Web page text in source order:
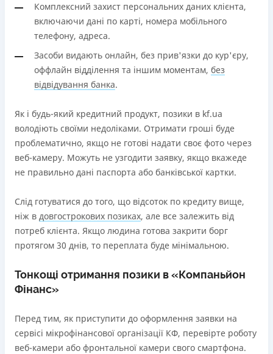
Комплексний захист персональних даних клієнта,
включаючи дані по карті, номера мобільного
телефону, адреса.
Засоби видають онлайн, без прив'язки до кур'єру,
оффлайн відділення та іншим моментам, без
відвідування банка.
Як і будь-який кредитний продукт, позики в kf.ua
володіють своїми недоліками. Отримати гроші буде
проблематично, якщо не готові надати своє фото через
веб-камеру. Можуть не узгодити заявку, якщо вкажеде
не правильно дані паспорта або банківської картки.
Слід готуватися до того, що відсоток по кредиту вище,
ніж в довгострокових позиках, але все залежить від
потреб клієнта. Якщо людина готова закрити борг
протягом 30 днів, то переплата буде мінімальною.
Тонкощі отримання позики в «Компаньйон
Фінанс»
Перед тим, як приступити до оформлення заявки на
сервісі мікрофінансової організації КФ, перевірте роботу
веб-камери або фронтальної камери свого смартфона.